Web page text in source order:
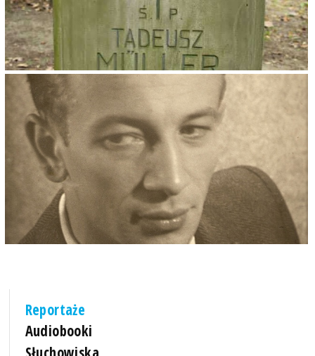
Reportaże
Audiobooki